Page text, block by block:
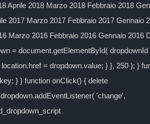
Aprile 2018 Marzo 2018 Febbraio 2018
2017 Marzo 2017 Febbraio 2017 Gennaio
Marzo 2016 Febbraio 2016 Gennaio 2016
= document.getElementById( dropdownId
= dropdown.value; } }, 250 ); }
} } function onClick() { delete
'change',